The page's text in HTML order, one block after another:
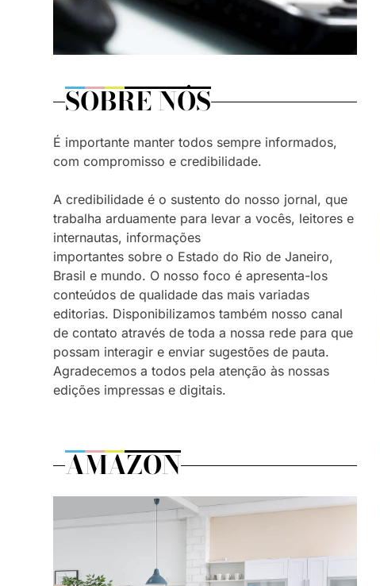
SOBRE NÓS
É importante manter todos sempre informados,
com compromisso e credibilidade.
A credibilidade é o sustento do nosso jornal, que
trabalha arduamente para levar a vocês, leitores e
internautas, informações
importantes sobre o Estado do Rio de Janeiro,
Brasil e mundo. O nosso foco é apresenta-los
conteúdos de qualidade das mais variadas
editorias. Disponibilizamos também nosso canal
de contato através de toda a nossa rede para que
possam interagir e enviar sugestões de pauta.
Agradecemos a todos pela atenção às nossas
edições impressas e digitais.
AMAZON